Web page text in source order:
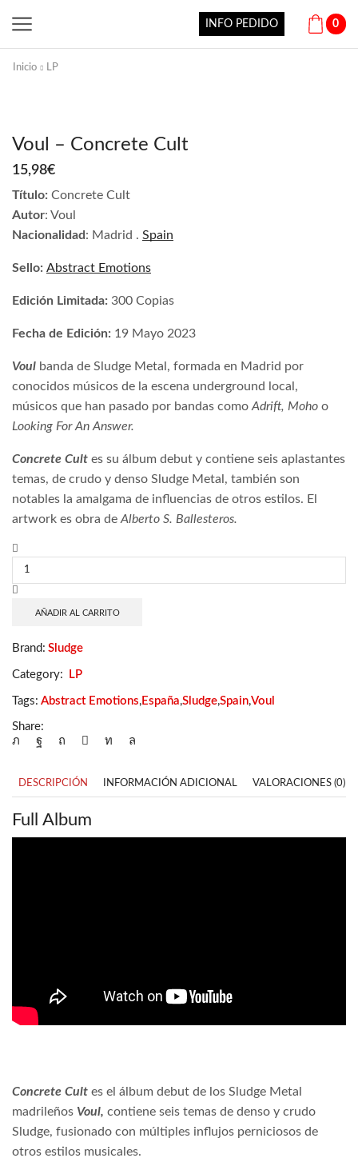
INFO PEDIDO 0
Inicio LP
Voul – Concrete Cult
15,98€
Título: Concrete Cult
Autor: Voul
Nacionalidad: Madrid . Spain
Sello: Abstract Emotions
Edición Limitada: 300 Copias
Fecha de Edición: 19 Mayo 2023
Voul banda de Sludge Metal, formada en Madrid por
conocidos músicos de la escena underground local,
músicos que han pasado por bandas comoAdrift, Moho o
Looking For An Answer.
Concrete Cult es su álbum debut y contiene seis aplastantes
temas, de crudo y denso Sludge Metal, también son
notables la amalgama de influencias de otros estilos. El
artwork es obra deAlberto S. Ballesteros.
cantidad
AÑADIR AL CARRITO
Brand: Sludge
Category: LP
Tags: Abstract Emotions, España,Sludge,Spain,Voul
Share:
DESCRIPCIÓN INFORMACIÓN ADICIONAL VALORACIONES (0)
Full Album
Concrete Cult es el álbum debut de los Sludge Metal
madrileños Voul, contiene seis temas de denso y crudo
Sludge, fusionado con múltiples influjos perniciosos de
otros estilos musicales.